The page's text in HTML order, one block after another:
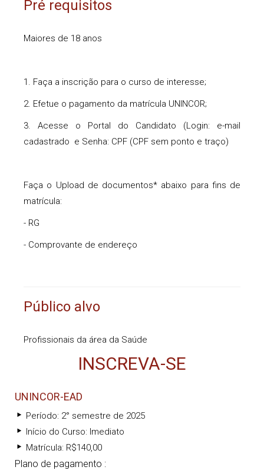
Pré requisitos
Maiores de 18 anos
1. Faça a inscrição para o curso de interesse;
2. Efetue o pagamento da matrícula UNINCOR;
3. Acesse o Portal do Candidato (Login: e-mail
cadastrado e Senha: CPF (CPF sem ponto e traço)
Faça o Upload de documentos* abaixo para fins de
matrícula:
- RG
- Comprovante de endereço
Público alvo
Profissionais da área da Saúde
INSCREVA-SE
UNINCOR-EAD
Período: 2° semestre de 2025
Início do Curso: Imediato
Matrícula: R$140,00
Plano de pagamento :